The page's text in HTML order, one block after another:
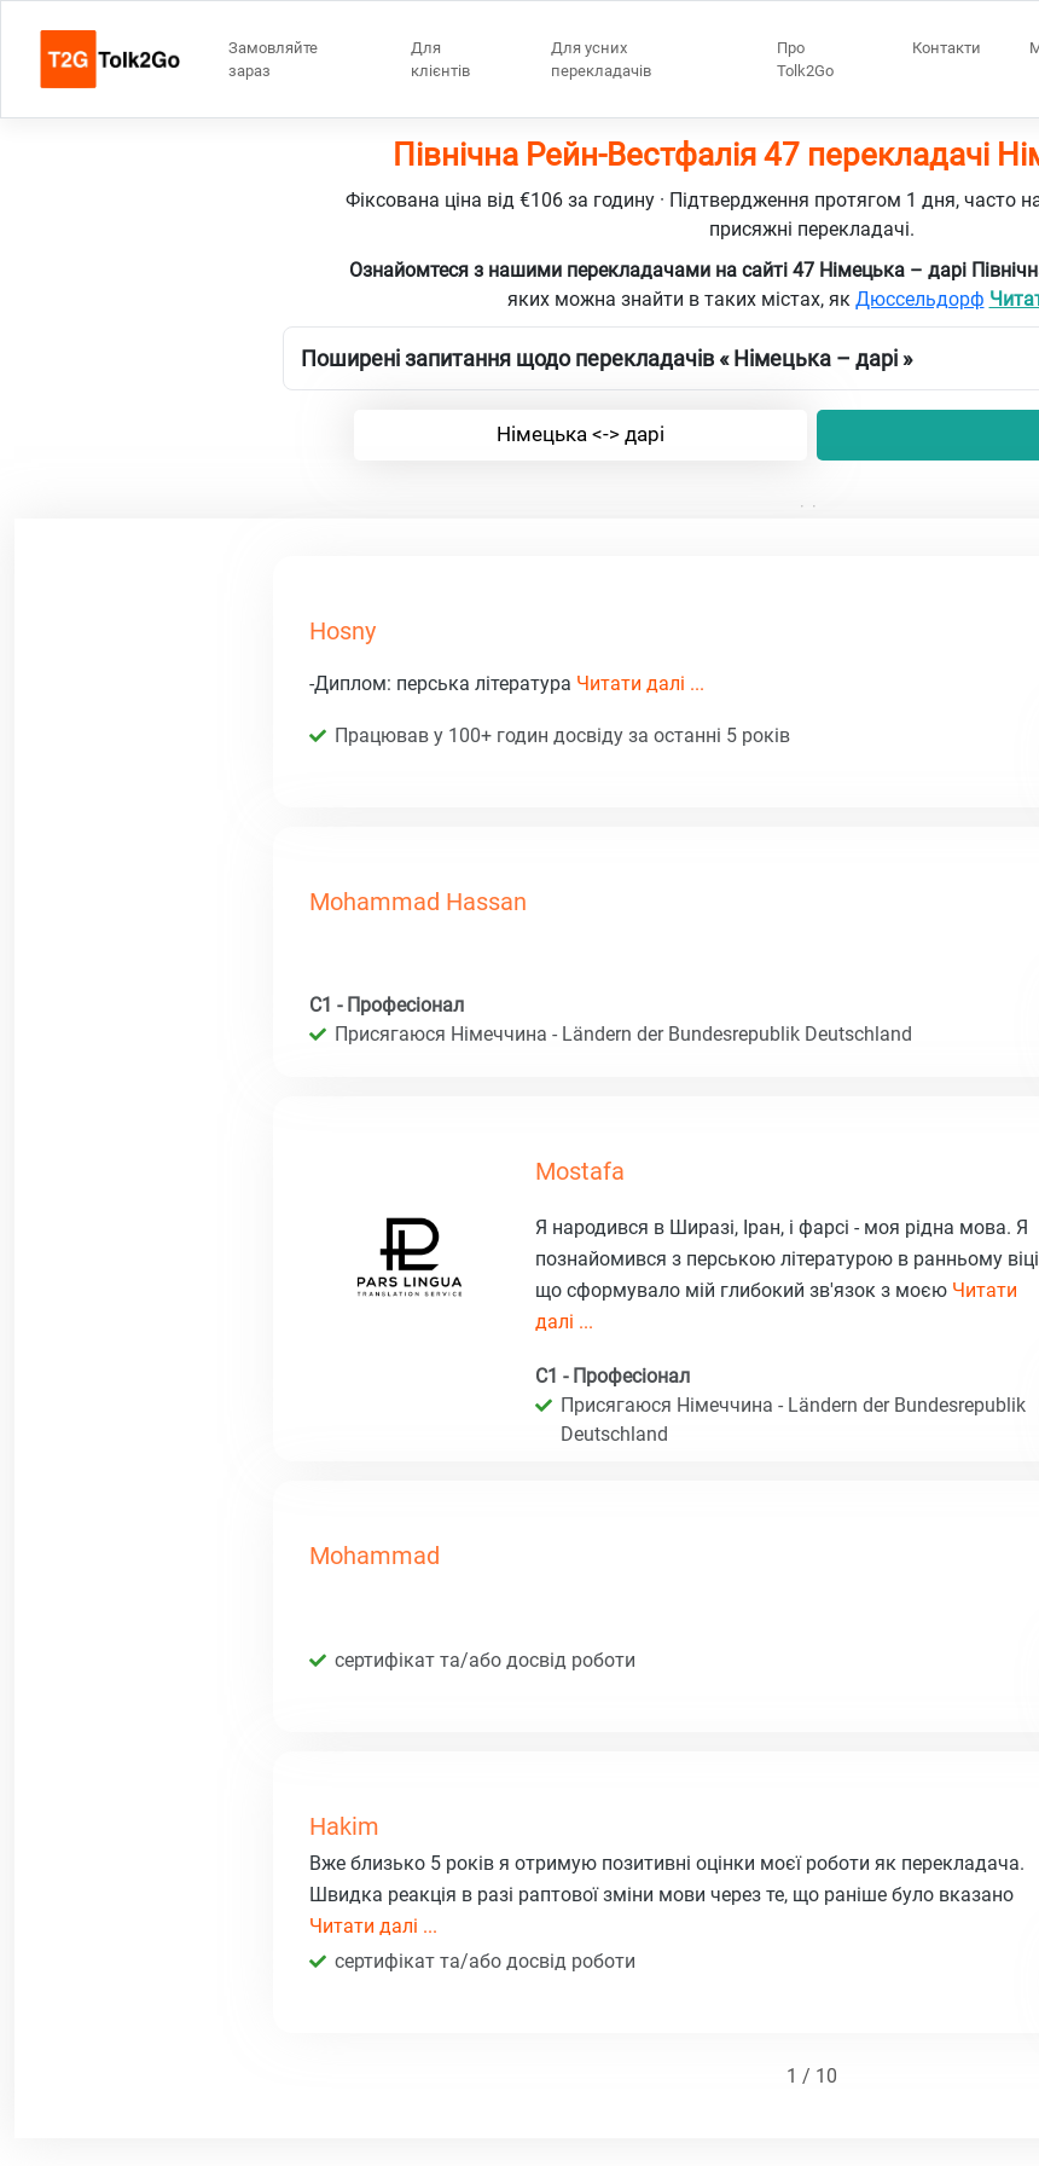
Замовляйте
зараз
Для
клієнтів
Для усних
перекладачів
Про
Tolk2Go
Контакти
Північна Рейн-Вестфалія 47 перекладачі
Фіксована ціна від €106 за годину · Підтвердження протягом 1 дня, часто
присяжні перекладачі.
Ознайомтеся з нашими перекладачами на сайті 47 Німецька – дарі
яких можна знайти в таких містах, як Дюссельдорф
Поширені запитання щодо перекладачів « Німецька – дарі »
Німецька <-> дарі
Hosny
-Диплом: перська література Читати далі ...
Працював у 100+ годин досвіду за останні 5 років
Mohammad Hassan
C1 - Професіонал
Присягаюся Німеччина - Ländern der Bundesrepublik Deutschland
Mostafa
Я народився в Ширазі, Іран, і фарсі - моя рідна мова. Я
познайомився з перською літературою в ранньому
що сформувало мій глибокий зв'язок з моєю Читати
далі ...
C1 - Професіонал
Присягаюся Німеччина - Ländern der Bundesrepublik
Deutschland
Mohammad
сертифікат та/або досвід роботи
Hakim
Вже близько 5 років я отримую позитивні оцінки моєї роботи як перекладача.
Швидка реакція в разі раптової зміни мови через те, що раніше було вказано
Читати далі ...
сертифікат та/або досвід роботи
1 / 10